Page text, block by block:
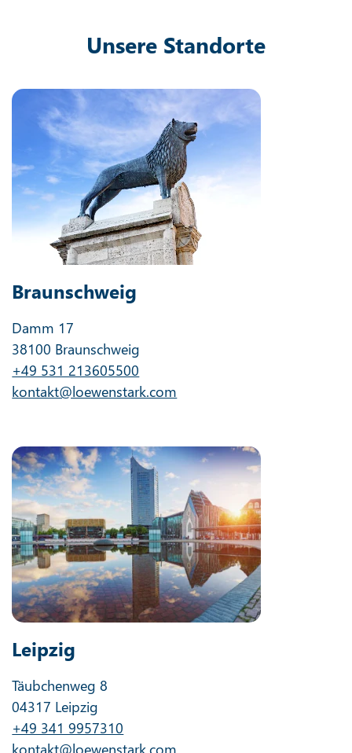
Unsere Standorte
Braunschweig
Damm 17
38100 Braunschweig
+49 531 213605500
kontakt@loewenstark.com
Leipzig
Täubchenweg 8
04317 Leipzig
+49 341 9957310
kontakt@loewenstark.com